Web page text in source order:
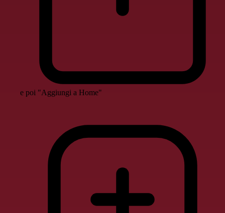
e poi "Aggiungi a Home"